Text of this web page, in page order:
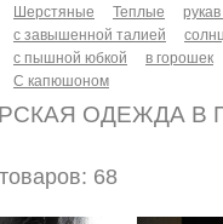
Шерстяные
Теплые
с завышенной талией
с пышной юбкой
в горошек
С капюшоном
ОДЕЖДА В
68